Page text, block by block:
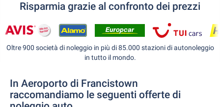
Risparmia grazie al confronto dei prezzi
Oltre 900 società di noleggio in più di 85.000 stazioni di autonoleggio
in tutto il mondo.
In Aeroporto di Francistown
raccomandiamo le seguenti offerte di